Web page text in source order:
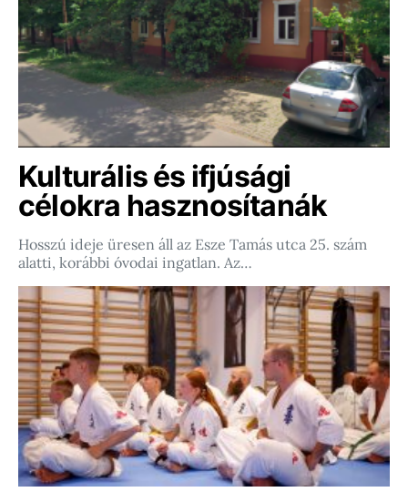
Kulturális és ifjúsági
célokra hasznosítanák
Hosszú ideje üresen áll az Esze Tamás utca 25. szám
alatti, korábbi óvodai ingatlan. Az…